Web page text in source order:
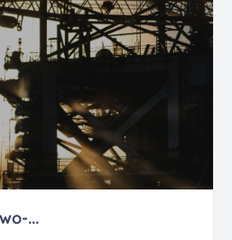
...